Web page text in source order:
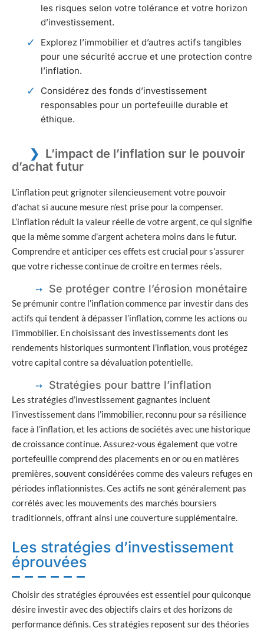
les risques selon votre tolérance et votre horizon
d’investissement.
Explorez l’immobilier et d’autres actifs tangibles
pour une sécurité accrue et une protection contre
l’inflation.
Considérez des fonds d’investissement
responsables pour un portefeuille durable et
éthique.
L’impact de l’inflation sur le pouvoir
d’achat futur
L’inflation peut grignoter silencieusement votre pouvoir
d’achat si aucune mesure n’est prise pour la compenser.
L’inflation réduit la valeur réelle de votre argent, ce qui signifie
que la même somme d’argent achetera moins dans le futur.
Comprendre et anticiper ces effets est crucial pour s’assurer
que votre richesse continue de croître en termes réels.
Se protéger contre l’érosion monétaire
Se prémunir contre l’inflation commence par investir dans des
actifs qui tendent à dépasser l’inflation, comme les actions ou
l’immobilier. En choisissant des investissements dont les
rendements historiques surmontent l’inflation, vous protégez
votre capital contre sa dévaluation potentielle.
Stratégies pour battre l’inflation
Les stratégies d’investissement gagnantes incluent
l’investissement dans l’immobilier, reconnu pour sa résilience
face à l’inflation, et les actions de sociétés avec une historique
de croissance continue. Assurez-vous également que votre
portefeuille comprend des placements en or ou en matières
premières, souvent considérées comme des valeurs refuges en
périodes inflationnistes. Ces actifs ne sont généralement pas
corrélés avec les mouvements des marchés boursiers
traditionnels, offrant ainsi une couverture supplémentaire.
Les stratégies d’investissement
éprouvées
Choisir des stratégies éprouvées est essentiel pour quiconque
désire investir avec des objectifs clairs et des horizons de
performance définis. Ces stratégies reposent sur des théories